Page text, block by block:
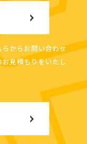
からお問い合わせ
見積もりをいたし